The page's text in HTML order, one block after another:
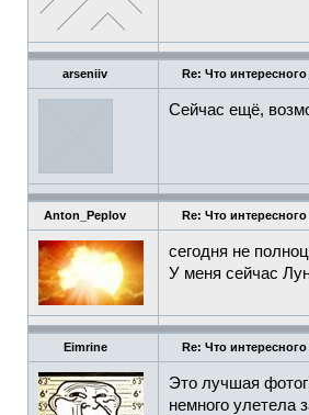
arseniiv Re: Что
Сейчас ещё,
Anton_Peplov Re: Что
сегодня не
У меня сейчас
Eimrine Re: Что
Это лучшая
немного улетела